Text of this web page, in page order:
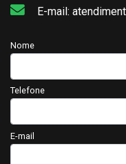
E-mail:
Nome
Telefone
E-mail